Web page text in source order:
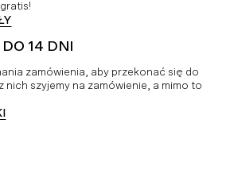
14 DNI
zamówienia, aby przekonać się do
nich szyjemy na zamówienie, a mimo to